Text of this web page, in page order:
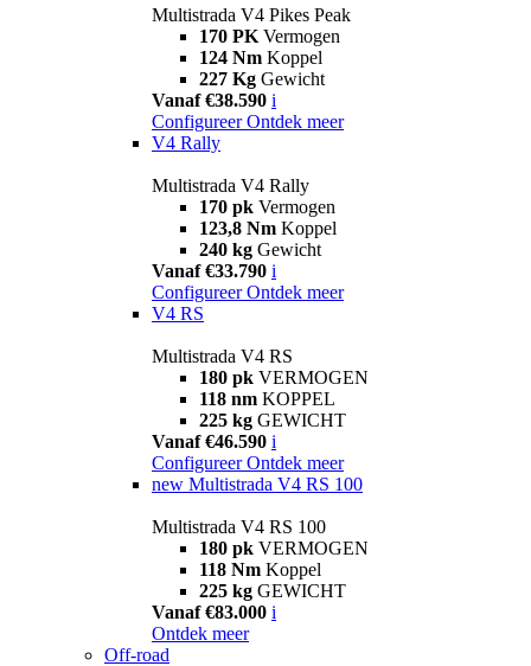
Multistrada V4 Pikes Peak
170 PK Vermogen
124 Nm Koppel
227 Kg Gewicht
Vanaf €38.590 i
Configureer Ontdek meer
V4 Rally
Multistrada V4 Rally
170 pk Vermogen
123,8 Nm Koppel
240 kg Gewicht
Vanaf €33.790 i
Configureer Ontdek meer
V4 RS
Multistrada V4 RS
180 pk VERMOGEN
118 nm KOPPEL
225 kg GEWICHT
Vanaf €46.590 i
Configureer Ontdek meer
new Multistrada V4 RS 100
Multistrada V4 RS 100
180 pk VERMOGEN
118 Nm Koppel
225 kg GEWICHT
Vanaf €83.000 i
Ontdek meer
Off-road